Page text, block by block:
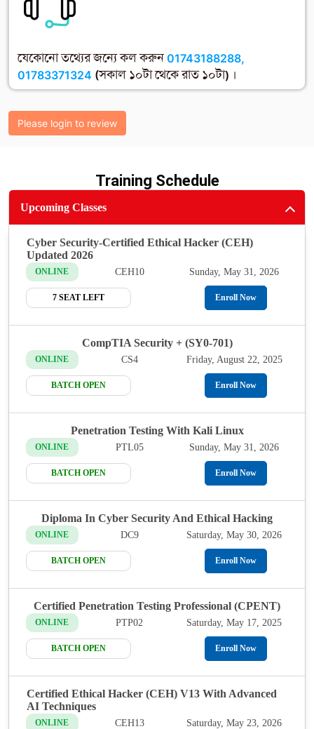
যেকোনো তথ্যের জন্যে কল করুন 01743188288,
01783371324 (সকাল ১০টা থেকে রাত ১০টা) ।
Please login to review
Training Schedule
Upcoming Classes
Cyber Security-Certified Ethical Hacker (CEH)
Updated 2026
ONLINE CEH10 Sunday, May 31, 2026
7 SEAT LEFT Enroll Now
CompTIA Security + (SY0-701)
ONLINE CS4 Friday, August 22, 2025
BATCH OPEN Enroll Now
Penetration Testing With Kali Linux
ONLINE PTL05 Sunday, May 31, 2026
BATCH OPEN Enroll Now
Diploma In Cyber Security And Ethical Hacking
ONLINE DC9 Saturday, May 30, 2026
BATCH OPEN Enroll Now
Certified Penetration Testing Professional (CPENT)
ONLINE PTP02 Saturday, May 17, 2025
BATCH OPEN Enroll Now
Certified Ethical Hacker (CEH) V13 With Advanced
AI Techniques
ONLINE CEH13 Saturday, May 23, 2026